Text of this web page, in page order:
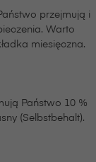
przejmują i
Warto
miesięczna.
Państwo 10 %
(Selbstbehalt).